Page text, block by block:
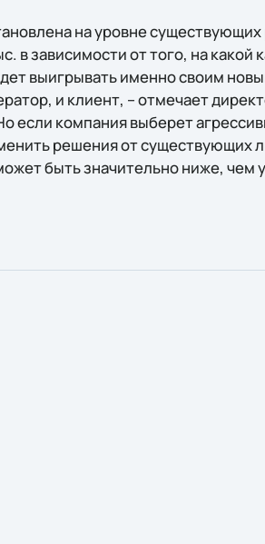
на уровне
в зависимости от того, на какой
выигрывать именно своим
и клиент, – отмечает
если компания выберет
решения от существующих
быть значительно ниже, чем